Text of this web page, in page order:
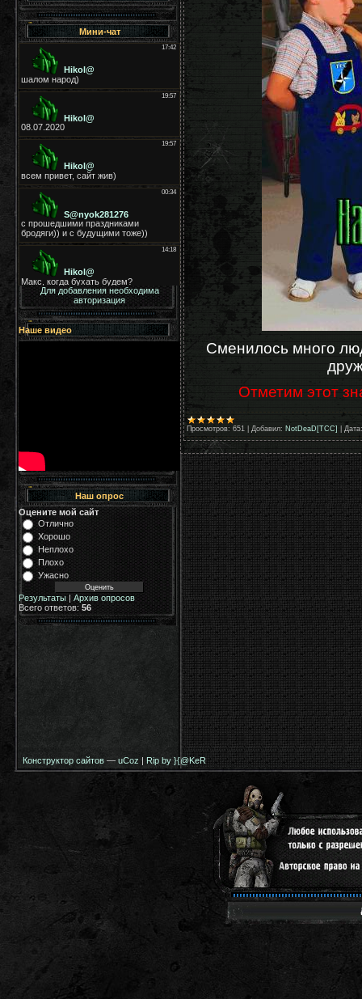
Мини-чат
Для добавления необходима
авторизация
Наше видео
Наш опрос
Оцените мой сайт
Отлично
Хорошо
Неплохо
Плохо
Ужасно
Результаты | Архив опросов
Всего ответов: 56
Сменилось много
Отметим этот
Просмотров: 651 Добавил: NotDeaD[TCC] Дата:
Конструктор сайтов — uCoz | Rip by }{@KeR